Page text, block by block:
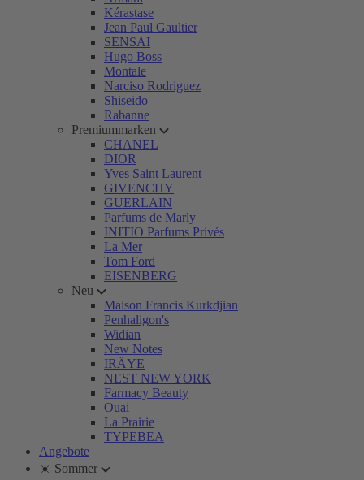
Kérastase
Jean Paul Gaultier
SENSAI
Hugo Boss
Montale
Narciso Rodriguez
Shiseido
Rabanne
Premiummarken
CHANEL
DIOR
Yves Saint Laurent
GIVENCHY
GUERLAIN
Parfums de Marly
INITIO Parfums Privés
La Mer
Tom Ford
EISENBERG
Neu
Maison Francis Kurkdjian
Penhaligon's
Widian
New Notes
IRÄYE
NEST NEW YORK
Farmacy Beauty
Ouai
La Prairie
TYPEBEA
Angebote
☀️ Sommer